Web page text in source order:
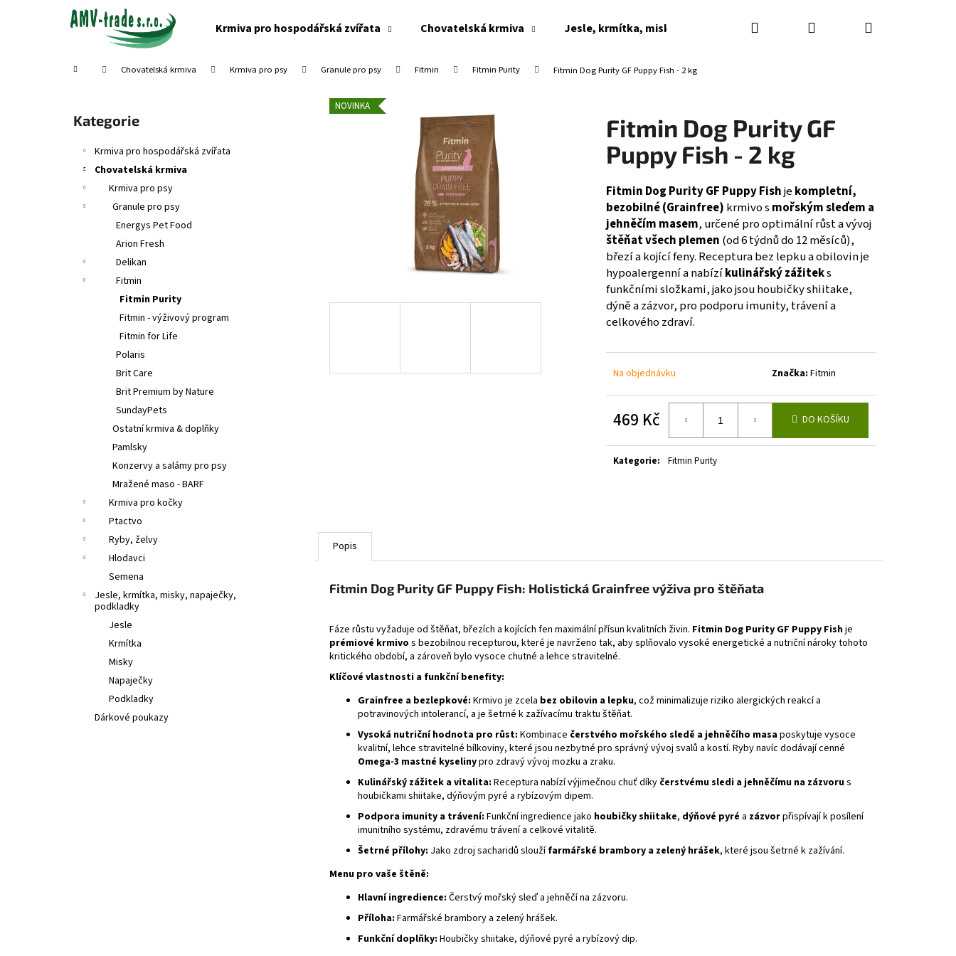
Krmiva pro hospodářská zvířata Chovatelská krmiva Jesle, krmítka, misky, napaječky, podkladky Dárkové poukazy
Hledat PřihlášeníNákupní
Domů Chovatelská krmiva Krmiva pro psy Granule pro psy Fitmin Fitmin Purity Fitmin Dog Purity GF Puppy Fish - 2 kg
Přeskočit
kategorie
Kategorie
Krmiva pro hospodářská zvířata
Chovatelská krmiva
Krmiva pro psy
Granule pro psy
Energys Pet Food
Arion Fresh
Delikan
Fitmin
Fitmin Purity
Fitmin - výživový program
Fitmin for Life
Polaris
Brit Care
Brit Premium by Nature
SundayPets
Ostatní krmiva & doplňky
Pamlsky
Konzervy a salámy pro psy
Mražené maso - BARF
Krmiva pro kočky
Ptactvo
Ryby, želvy
Hlodavci
Semena
Jesle, krmítka, misky, napaječky,
podkladky
Jesle
Krmítka
Misky
Napaječky
Podkladky
Dárkové poukazy
Fitmin Dog Purity GF
Puppy Fish - 2 kg
Fitmin Dog Purity GF Puppy Fishjekompletní,
bezobilné (Grainfree) krmivo s mořským sleďem a
jehněčím masem, určené pro optimální růst a vývoj
štěňat všech plemen (od 6 týdnů do 12 měsíců),
březí a kojící feny. Receptura bez lepku a obilovin je
hypoalergenní a nabízíkulinářský zážiteks
funkčními složkami, jako jsou houbičky shiitake,
dýně a zázvor, pro podporu imunity, trávení a
celkového zdraví.
Na objednávku Značka: Fitmin
469 Kč
cena:
DO KOŠÍKU
Kategorie: Fitmin Purity
NOVINKA
Popis
Fitmin Dog Purity GF Puppy Fish: Holistická Grainfree výživa pro štěňata
Fáze růstu vyžaduje od štěňat, březích a kojících fen maximální přísun kvalitních živin. Fitmin Dog Purity GF Puppy Fishje
prémiové krmivo s bezobilnou recepturou, které je navrženo tak, aby splňovalo vysoké energetické a nutriční nároky tohoto
kritického období, a zároveň bylo vysoce chutné a lehce stravitelné.
Klíčové vlastnosti a funkční benefity:
Grainfree a bezlepkové: Krmivo je zcela bez obilovin a lepku, což minimalizuje riziko alergických reakcí a
potravinových intolerancí, a je šetrné k zažívacímu traktu štěňat.
Vysoká nutriční hodnota pro růst: Kombinace čerstvého mořského sledě a jehněčího masaposkytuje vysoce
kvalitní, lehce stravitelné bílkoviny, které jsou nezbytné pro správný vývoj svalů a kostí. Ryby navíc dodávají cenné
Omega-3 mastné kyselinypro zdravý vývoj mozku a zraku.
Kulinářský zážitek a vitalita: Receptura nabízí výjimečnou chuť díky čerstvému sledi a jehněčímu na zázvorus
houbičkami shiitake, dýňovým pyré a rybízovým dipem.
Podpora imunity a trávení: Funkční ingredience jako houbičky shiitake, dýňové pyré a zázvorpřispívají k posílení
imunitního systému, zdravému trávení a celkové vitalitě.
Šetrné přílohy: Jako zdroj sacharidů sloužífarmářské brambory a zelený hrášek, které jsou šetrné k zažívání.
Menu pro vaše štěně:
Hlavní ingredience: Čerstvý mořský sleď a jehněčí na zázvoru.
Příloha: Farmářské brambory a zelený hrášek.
Funkční doplňky: Houbičky shiitake, dýňové pyré a rybízový dip.
Co potřebujete najít?
HLEDAT
Doporučujeme